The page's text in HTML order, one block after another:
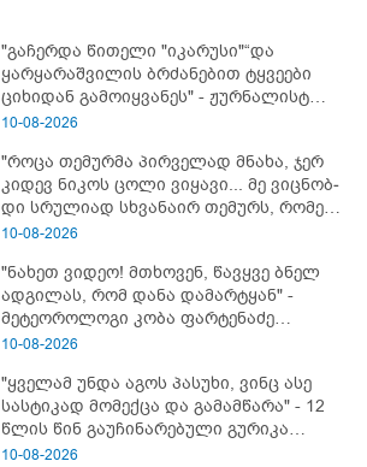
"გაჩერდა წითელი "იკარუსი"“და
ყარყარაშვილის ბრძანებით ტყვეები
ციხიდან გამოიყვანეს" - ჟურნალისტ
თამრიკო მოლაშვილის თვალით
კითხვაზე: როგორ ექცეოდნენ
ქართველები ტყვეებს
10-08-2026
"როცა თემურმა პირველად მნახა, ჯერ
კიდევ ნიკოს ცოლი ვიყავი... მე ვიც­ნობ­
დი სრუ­ლი­ად სხვა­ნა­ირ თე­მურს, რო­მელ­
საც მა­შინ არც ბიზ­ნე­სი ჰქონ­და, არა­ფე­რი
თემურ უგულავაზე?
10-08-2026
"ნახეთ ვიდეო! მთხოვენ, წავყვე ბნელ
ადგილას, რომ დანა დამარტყან" -
მეტეოროლოგი კობა ფარტენაძე
ფარულად გადაღებულ კადრებს
10-08-2026
"ყველამ უნდა აგოს პასუხი, ვინც ასე
სასტიკად მომექცა და გამამწარა" - 12
წლის წინ გაუჩინარებული გურიკა
დადიანიძის ბურუსით მოცული საქმის
10-08-2026